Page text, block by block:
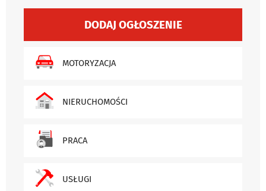
DODAJ OGŁOSZENIE
MOTORYZACJA
NIERUCHOMOŚCI
PRACA
USŁUGI